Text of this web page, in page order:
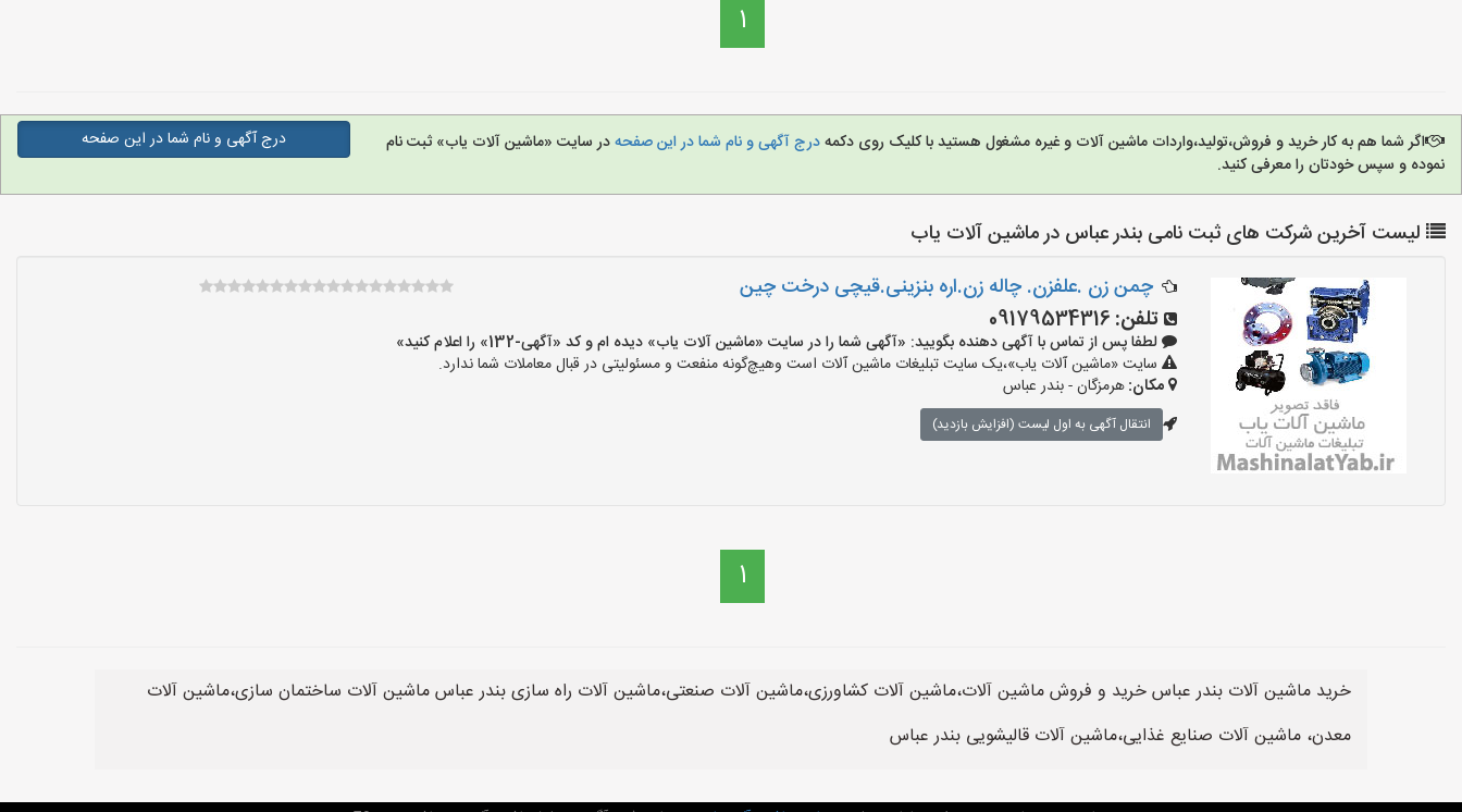
1
اگر شما هم به کار خرید و فروش،تولید،واردات ماشین آلات و غیره مشغول هستید با کلیک روی دکمهدرج آگهی و نام شما در این صفحهدر سایت «ماشین آلات یاب» ثبت نام
نموده و سپس خودتان را معرفی کنید.
درج آگهی و نام شما در این صفحه
لیست آخرین شرکت های ثبت نامی بندر عباس در ماشین آلات یاب
چمن زن .علفزن. چاله زن.اره بنزینی.قیچی درخت چین
تلفن: 09179534316
لطفا پس از تماس با آگهی دهنده بگویید: «آگهی شما را در سایت «ماشین آلات یاب» دیده ام و کد «آگهی-132» را اعلام کنید»
سایت «ماشین آلات یاب»،یک سایت تبلیغات ماشین آلات است وهیچ‌گونه منفعت و مسئولیتی در قبال معاملات شما ندارد.
مکان:هرمزگان - بندر عباس
انتقال آگهی به اول لیست (افزایش بازدید)
1
خرید ماشین آلات بندر عباس خرید و فروش ماشین آلات،ماشین آلات کشاورزی،ماشین آلات صنعتی،ماشین آلات راه سازی بندر عباس ماشین آلات ساختمان سازی،ماشین آلات
معدن، ماشین آلات صنایع غذایی،ماشین آلات قالیشویی بندر عباس